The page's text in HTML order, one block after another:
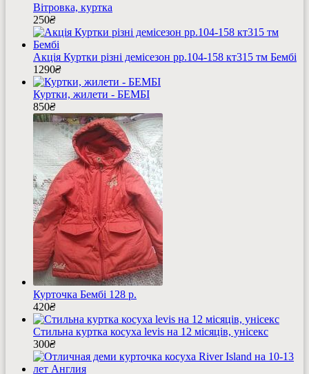
Вітровка, куртка
250₴
Акція Куртки різні демісезон рр.104-158 кт315 тм Бембі
1290₴
Куртки, жилети - БЕМБІ
850₴
Курточка Бембі 128 р.
420₴
Стильна куртка косуха levis на 12 місяців, унісекс
300₴